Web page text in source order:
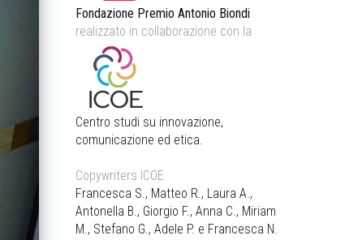
Fondazione Premio Antonio Biondi
realizzato in collaborazione con la
Centro studi su innovazione,
comunicazione ed etica.
Copywriters ICOE
Francesca S., Matteo R., Laura A.,
Antonella B., Giorgio F., Anna C., Miriam
M., Stefano G., Adele P. e Francesca N.